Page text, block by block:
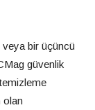
bir üçüncü
güvenlik
olan